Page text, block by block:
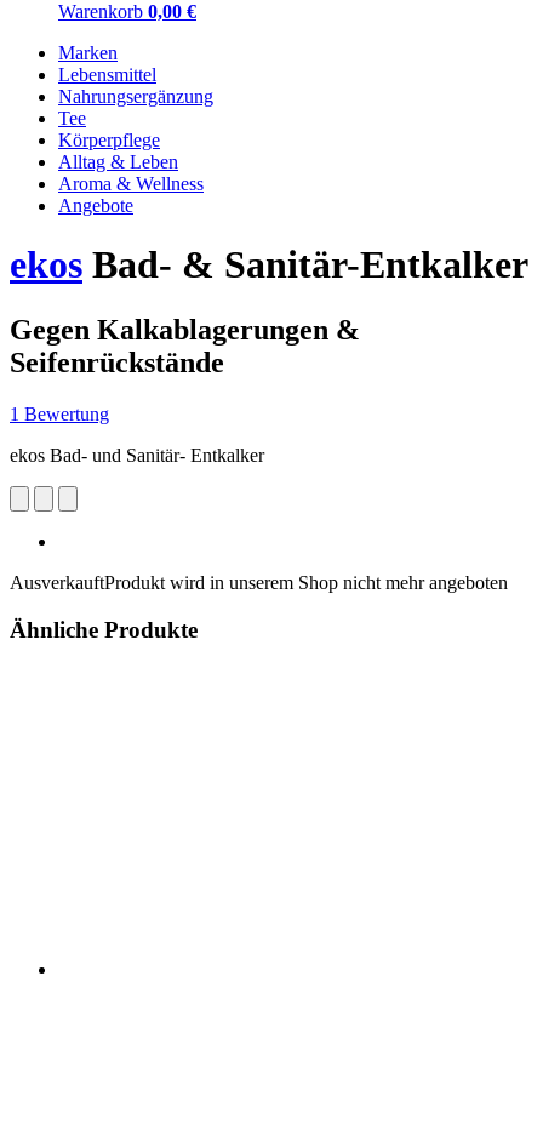
Warenkorb 0,00 €
Marken
Lebensmittel
Nahrungsergänzung
Tee
Körperpflege
Alltag & Leben
Aroma & Wellness
Angebote
ekos Bad- & Sanitär-Entkalker
Gegen Kalkablagerungen &
Seifenrückstände
1 Bewertung
ekos Bad- und Sanitär- Entkalker
AusverkauftProdukt wird in unserem Shop nicht mehr angeboten
Ähnliche Produkte